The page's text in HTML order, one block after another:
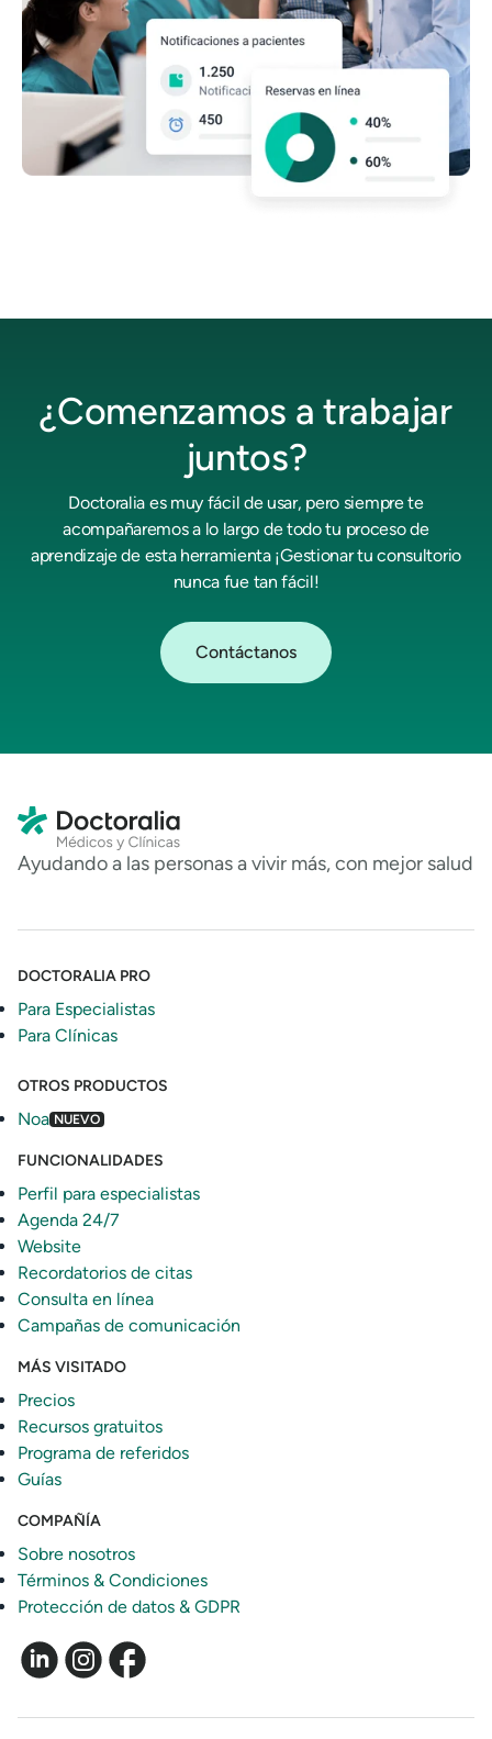
¿Comenzamos a trabajar
juntos?
Doctoralia es muy fácil de usar, pero siempre te
acompañaremos a lo largo de todo tu proceso de
aprendizaje de esta herramienta ¡Gestionar tu consultorio
nunca fue tan fácil!
Contáctanos
Ayudando a las personas a vivir más, con mejor salud
DOCTORALIA PRO
Para Especialistas
Para Clínicas
OTROS PRODUCTOS
Noa NUEVO
FUNCIONALIDADES
Perfil para especialistas
Agenda 24/7
Website
Recordatorios de citas
Consulta en línea
Campañas de comunicación
MÁS VISITADO
Precios
Recursos gratuitos
Programa de referidos
Guías
COMPAÑÍA
Sobre nosotros
Términos & Condiciones
Protección de datos & GDPR